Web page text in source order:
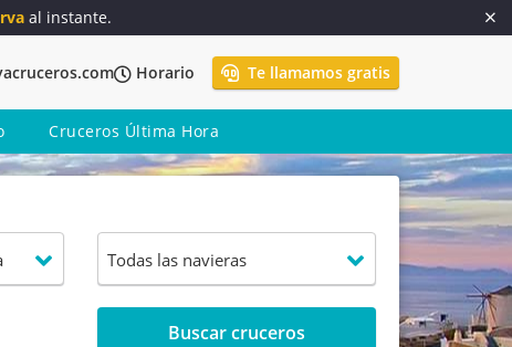
al instante.
Horario Te llamamos gratis
Cruceros Última Hora
Buscar cruceros